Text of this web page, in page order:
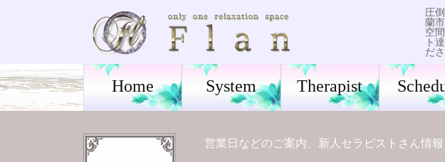
圧
蘭
空
ト
だ
Home System Therapist
営業日などのご案内、新人セラピストさん情